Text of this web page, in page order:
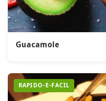
Guacamole
RAPIDO-E-FACIL